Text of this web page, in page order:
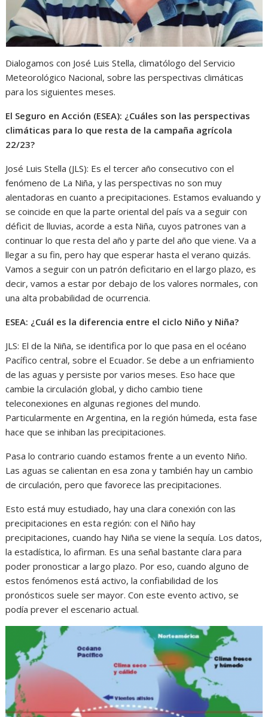
Dialogamos con José Luis Stella, climatólogo del Servicio
Meteorológico Nacional, sobre las perspectivas climáticas
para los siguientes meses.
El Seguro en Acción (ESEA): ¿Cuáles son las perspectivas
climáticas para lo que resta de la campaña agrícola
22/23?
José Luis Stella (JLS): Es el tercer año consecutivo con el
fenómeno de La Niña, y las perspectivas no son muy
alentadoras en cuanto a precipitaciones. Estamos evaluando y
se coincide en que la parte oriental del país va a seguir con
déficit de lluvias, acorde a esta Niña, cuyos patrones van a
continuar lo que resta del año y parte del año que viene. Va a
llegar a su fin, pero hay que esperar hasta el verano quizás.
Vamos a seguir con un patrón deficitario en el largo plazo, es
decir, vamos a estar por debajo de los valores normales, con
una alta probabilidad de ocurrencia.
ESEA: ¿Cuál es la diferencia entre el ciclo Niño y Niña?
JLS: El de la Niña, se identifica por lo que pasa en el océano
Pacífico central, sobre el Ecuador. Se debe a un enfriamiento
de las aguas y persiste por varios meses. Eso hace que
cambie la circulación global, y dicho cambio tiene
teleconexiones en algunas regiones del mundo.
Particularmente en Argentina, en la región húmeda, esta fase
hace que se inhiban las precipitaciones.
Pasa lo contrario cuando estamos frente a un evento Niño.
Las aguas se calientan en esa zona y también hay un cambio
de circulación, pero que favorece las precipitaciones.
Esto está muy estudiado, hay una clara conexión con las
precipitaciones en esta región: con el Niño hay
precipitaciones, cuando hay Niña se viene la sequía. Los datos,
la estadística, lo afirman. Es una señal bastante clara para
poder pronosticar a largo plazo. Por eso, cuando alguno de
estos fenómenos está activo, la confiabilidad de los
pronósticos suele ser mayor. Con este evento activo, se
podía prever el escenario actual.